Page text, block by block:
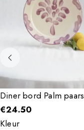
Diner bord Palm paars
€24.50
Kleur